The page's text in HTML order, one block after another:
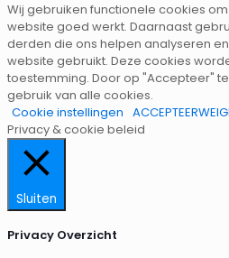
Wij gebruiken functionele cookies
website goed werkt. Daarnaast
derden die ons helpen analyseren
website gebruikt. Deze cookies
toestemming. Door op "Accepteer"
gebruik van alle cookies.
Cookie instellingen ACCEPTEER
Privacy & cookie beleid
Sluiten
Privacy Overzicht